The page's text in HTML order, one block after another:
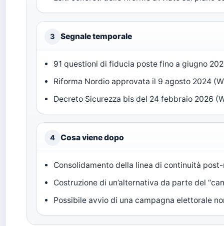
3 Segnale temporale
91 questioni di fiducia poste fino a giugno
Riforma Nordio approvata il 9 agosto 2024
Decreto Sicurezza bis del 24 febbraio 2026
4 Cosa viene dopo
Consolidamento della linea di continuità
Costruzione di un’alternativa da parte del
Possibile avvio di una campagna elettorale